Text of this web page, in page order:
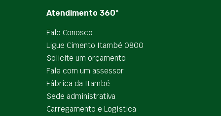
Atendimento 360º
Fale Conosco
Ligue Cimento Itambé 0800
Solicite um orçamento
Fale com um assessor
Fábrica da Itambé
Sede administrativa
Carregamento e Logística